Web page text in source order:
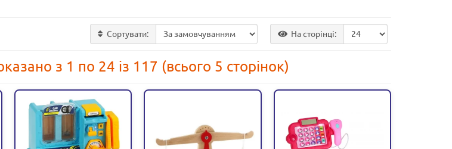
Сортувати: На сторінці:
з 1 по 24 із 117 (всього 5 сторінок)